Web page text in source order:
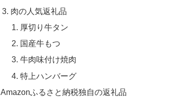
肉の人気返礼品
厚切り牛タン
国産牛もつ
牛肉味付け焼肉
特上ハンバーグ
Amazonふるさと納税独自の返礼品